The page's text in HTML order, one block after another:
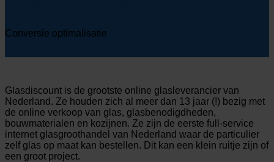
Conversie optimalisatie
Glasdiscount is de grootste online glasleverancier van
Nederland. Ze houden zich al meer dan 13 jaar (!) bezig met
de online verkoop van glas, glasbenodigdheden,
bouwmaterialen en kozijnen. Ze zijn de eerste full-service
internet glasgroothandel van Nederland waar de particulier
zelf glas op maat kan bestellen. Dit kan een klein ruitje zijn of
een groot project.